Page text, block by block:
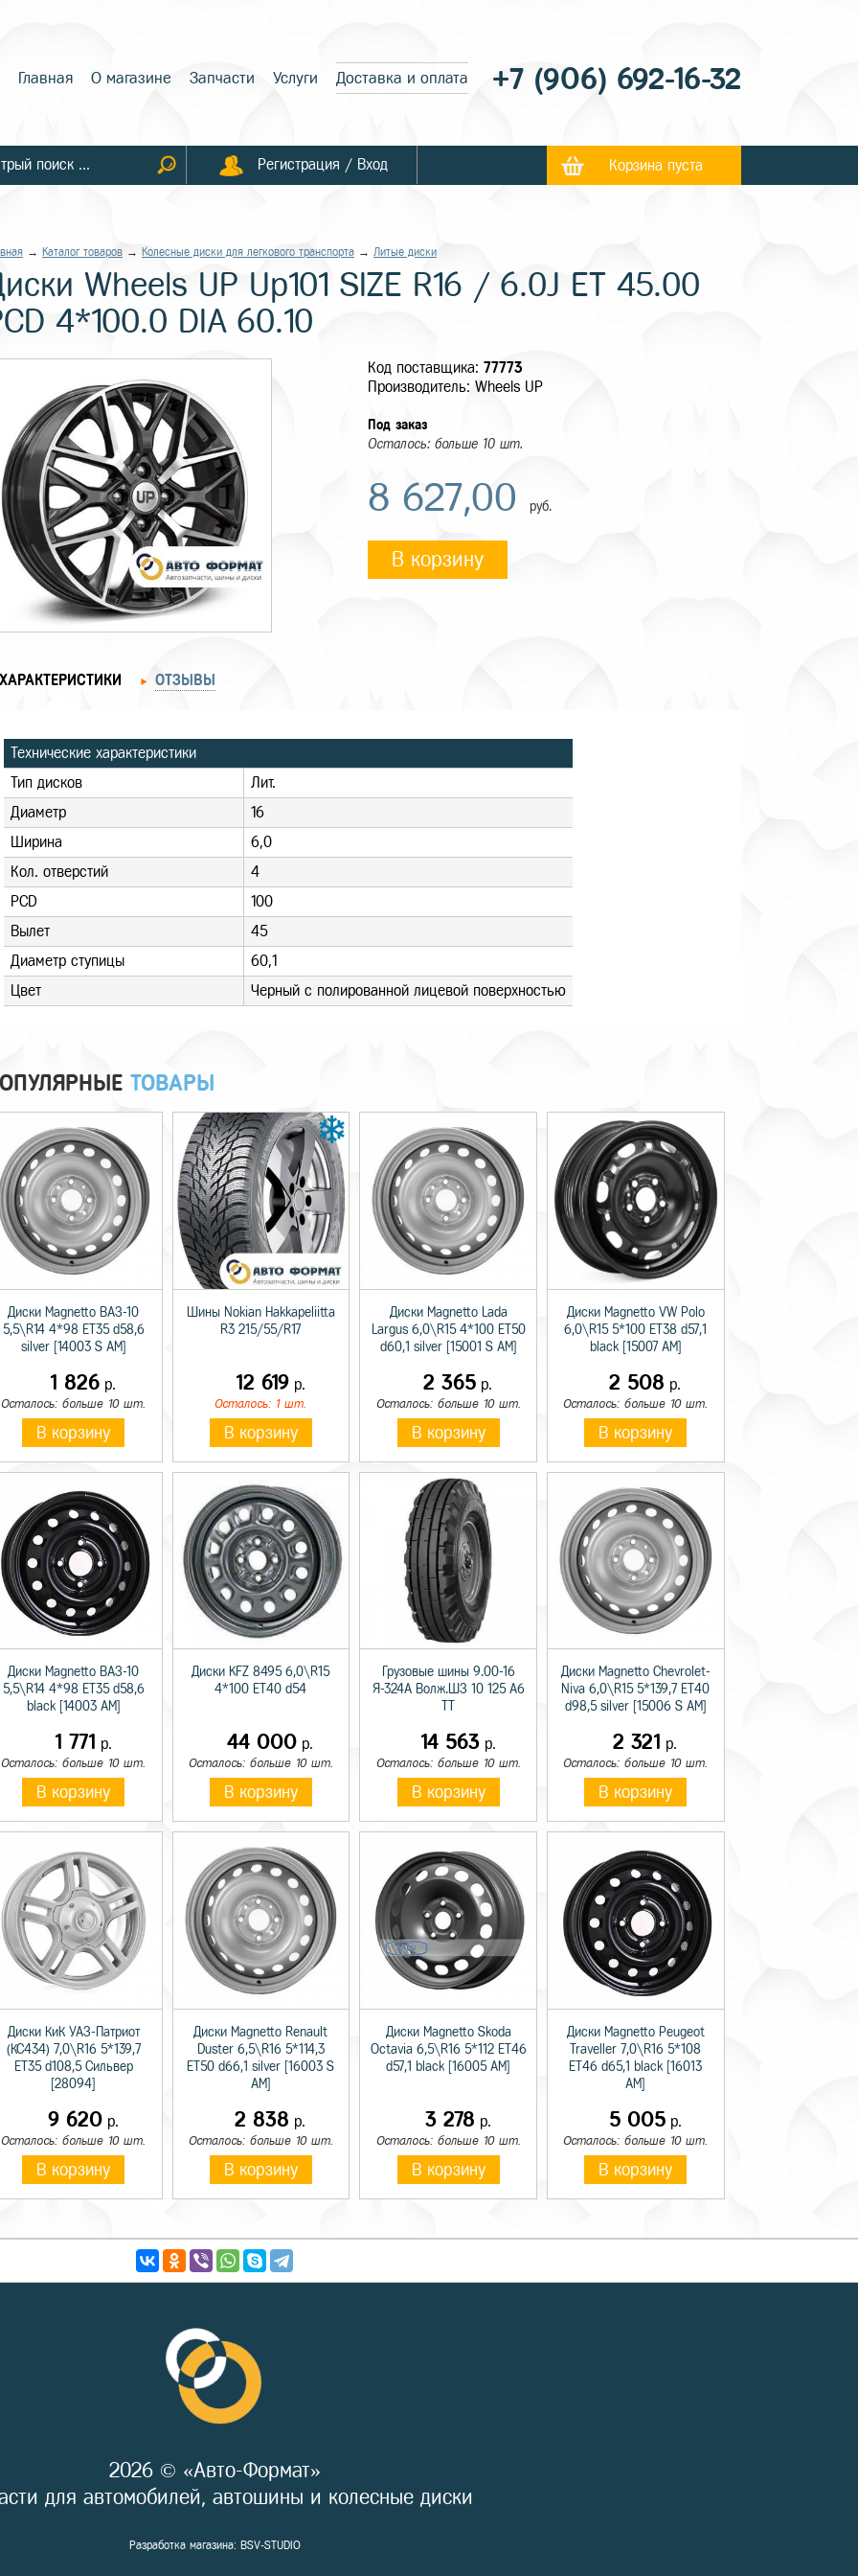
Главная О магазине Запчасти Услуги Доставка и оплата +7 (906) 692-16-32
Регистрация / Вход Корзина пуста
→ Каталог товаров → Колесные диски для легкового транспорта → Литые диски
Wheels UP Up101 SIZE R16 / 6.0J ET 45.00
4*100.0 DIA 60.10
Код поставщика: 77773
Производитель: Wheels UP
Под заказ
Осталось: больше 10 шт.
8 627,00 руб.
В корзину
ХАРАКТЕРИСТИКИ ОТЗЫВЫ
Технические характеристики
Тип дисков
Лит.
Диаметр
16
Ширина
6,0
Кол. отверстий
4
PCD
100
Вылет
45
Диаметр ступицы
60,1
Цвет
Черный с полированной лицевой поверхностью
ТОВАРЫ
Диски Magnetto ВАЗ-10
5,5\R14 4*98 ET35 d58,6
silver [14003 S AM]
1 826 р.
Осталось: больше 10 шт.
В корзину
Шины Nokian Hakkapeliitta
R3 215/55/R17
12 619р.
Осталось: 1 шт.
В корзину
Диски Magnetto Lada
Largus 6,0\R15 4*100 ET50
d60,1 silver [15001 S AM]
2 365 р.
Осталось: больше 10 шт.
В корзину
Диски Magnetto VW Polo
6,0\R15 5*100 ET38 d57,1
black [15007 AM]
2 508 р.
Осталось: больше 10 шт.
В корзину
Диски Magnetto ВАЗ-10
5,5\R14 4*98 ET35 d58,6
black [14003 AM]
1 771 р.
Осталось: больше 10 шт.
В корзину
Диски KFZ 8495 6,0\R15
4*100 ET40 d54
44 000 р.
Осталось: больше 10 шт.
В корзину
Грузовые шины 9.00-16
Я-324А Волж.ШЗ 10 125 A6
14 563р.
Осталось: больше 10 шт.
В корзину
Диски Magnetto Chevrolet-
Niva 6,0\R15 5*139,7 ET40
d98,5 silver [15006 S AM]
2 321 р.
Осталось: больше 10 шт.
В корзину
Диски КиК УАЗ-Патриот
(КС434) 7,0\R16 5*139,7
ET35 d108,5 Сильвер
[28094]
9 620р.
Осталось: больше 10 шт.
В корзину
Диски Magnetto Renault
Duster 6,5\R16 5*114,3
ET50 d66,1 silver [16003 S
AM]
2 838 р.
Осталось: больше 10 шт.
В корзину
Диски Magnetto Skoda
Octavia 6,5\R16 5*112 ET46
d57,1 black [16005 AM]
3 278 р.
Осталось: больше 10 шт.
В корзину
Диски Magnetto Peugeot
Traveller 7,0\R16 5*108
ET46 d65,1 black [16013
AM]
5 005р.
Осталось: больше 10 шт.
В корзину
2026 © «Авто-Формат»
для автомобилей, автошины и колесные диски
Разработка магазина: BSV-STUDIO